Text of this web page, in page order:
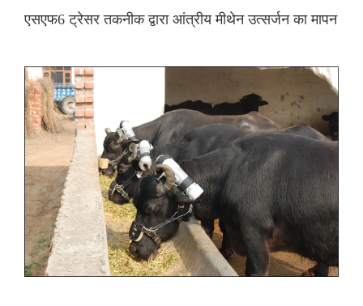
एसएफ6 ट्रेसर तकनीक द्वारा आंत्रीय मीथेन उत्सर्जन का मापन